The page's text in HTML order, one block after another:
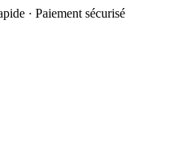
· Paiement sécurisé